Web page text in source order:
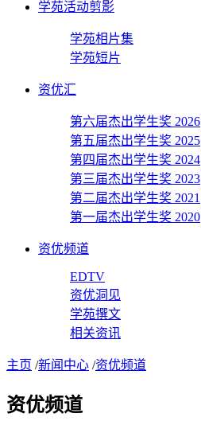
学苑活动剪影
学苑相片集
学苑短片
资优汇
第六届杰出学生奖 2026
第五届杰出学生奖 2025
第四届杰出学生奖 2024
第三届杰出学生奖 2023
第二届杰出学生奖 2021
第一届杰出学生奖 2020
资优频道
EDTV
资优洞见
学苑撰文
相关资讯
主页 /新闻中心 /资优频道
资优频道